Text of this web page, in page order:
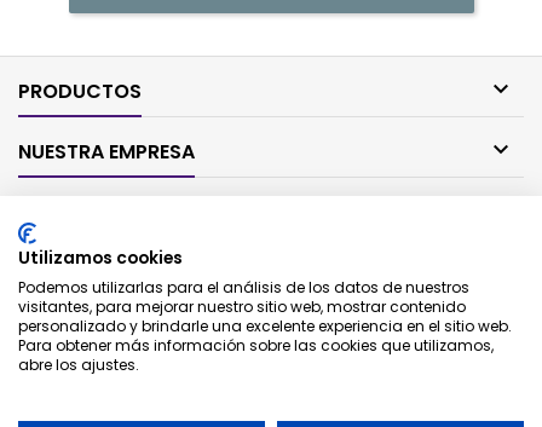
PRODUCTOS 
NUESTRA EMPRESA 
CONTACTO
BOLETÍN
Utilizamos cookies
Podemos utilizarlas para el análisis de los datos de nuestros
visitantes, para mejorar nuestro sitio web, mostrar contenido
personalizado y brindarle una excelente experiencia en el sitio web.
Para obtener más información sobre las cookies que utilizamos,
abre los ajustes.